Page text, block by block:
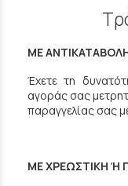
ΜΕ
Έχετε τη
αγοράς σας
παραγγελίας σας
MΕ ΧΡΕΩΣΤΙΚΗ Ή